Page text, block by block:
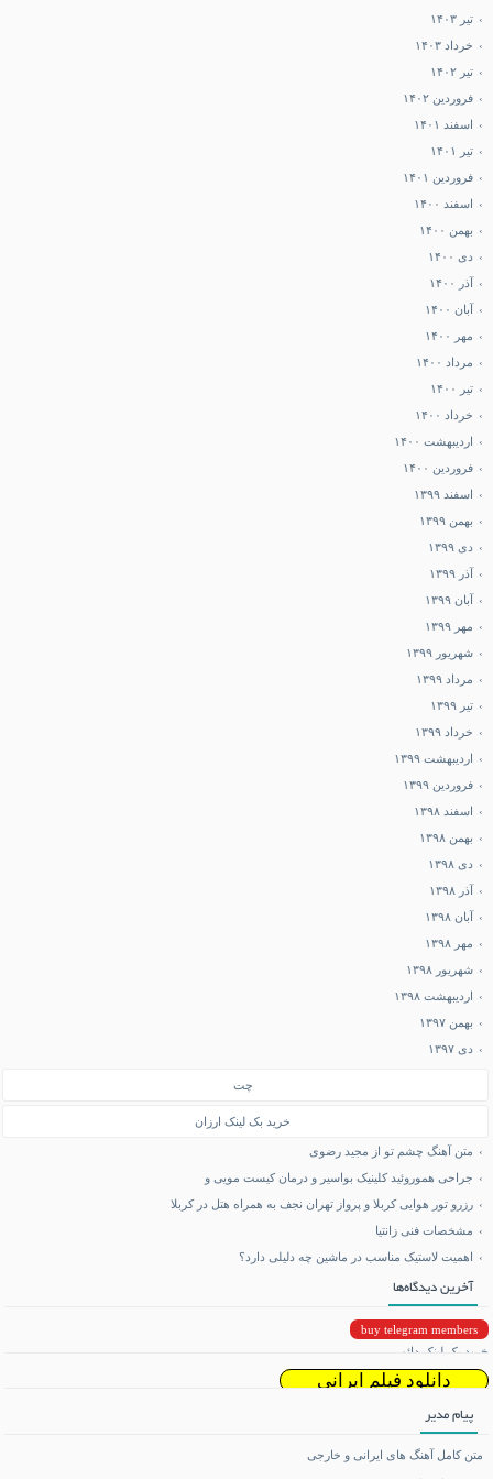
تیر ۱۴۰۳
خرداد ۱۴۰۳
تیر ۱۴۰۲
فروردین ۱۴۰۲
اسفند ۱۴۰۱
تیر ۱۴۰۱
فروردین ۱۴۰۱
اسفند ۱۴۰۰
بهمن ۱۴۰۰
دی ۱۴۰۰
آذر ۱۴۰۰
آبان ۱۴۰۰
مهر ۱۴۰۰
مرداد ۱۴۰۰
تیر ۱۴۰۰
خرداد ۱۴۰۰
اردیبهشت ۱۴۰۰
فروردین ۱۴۰۰
اسفند ۱۳۹۹
بهمن ۱۳۹۹
دی ۱۳۹۹
آذر ۱۳۹۹
آبان ۱۳۹۹
مهر ۱۳۹۹
شهریور ۱۳۹۹
مرداد ۱۳۹۹
تیر ۱۳۹۹
خرداد ۱۳۹۹
اردیبهشت ۱۳۹۹
فروردین ۱۳۹۹
اسفند ۱۳۹۸
بهمن ۱۳۹۸
دی ۱۳۹۸
آذر ۱۳۹۸
آبان ۱۳۹۸
مهر ۱۳۹۸
شهریور ۱۳۹۸
اردیبهشت ۱۳۹۸
بهمن ۱۳۹۷
دی ۱۳۹۷
چت
خرید بک لینک ارزان
متن آهنگ چشم تو از مجید رضوی
جراحی هموروئید کلینیک بواسیر و درمان کیست مویی و
رزرو تور هوایی کربلا و پرواز تهران نجف به همراه هتل در کربلا
مشخصات فنی زانتیا
اهمیت لاستیک مناسب در ماشین چه دلیلی دارد؟
آخرین دیدگاه‌ها
buy telegram members
خرید بک لینک دائمی
دانلود فیلم ایرانی
دانلود ریمیکس
پیام مدیر
متن کامل آهنگ های ایرانی و خارجی